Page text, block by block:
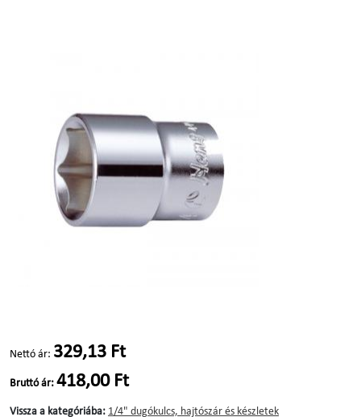
Nettó ár: 329,13 Ft
Bruttó ár: 418,00 Ft
Vissza a kategóriába: 1/4" dugókulcs, hajtószár és készletek